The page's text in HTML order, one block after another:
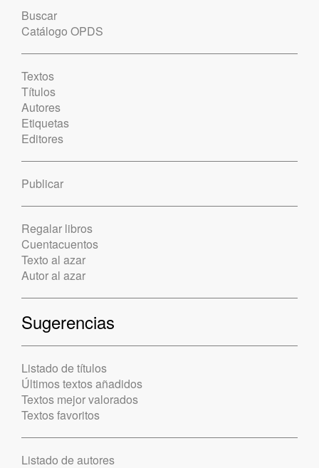
Buscar
Catálogo OPDS
Textos
Títulos
Autores
Etiquetas
Editores
Publicar
Regalar libros
Cuentacuentos
Texto al azar
Autor al azar
Sugerencias
Listado de títulos
Últimos textos añadidos
Textos mejor valorados
Textos favoritos
Listado de autores